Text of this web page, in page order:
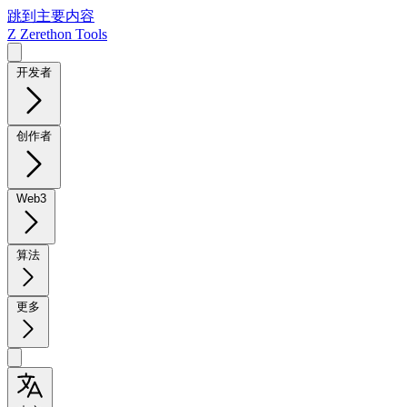
跳到主要内容
Z Zerethon Tools
开发者
创作者
Web3
算法
更多